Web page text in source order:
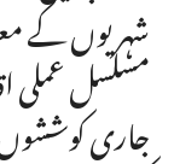
شہریوں کے
مسلسل عملی
جاری